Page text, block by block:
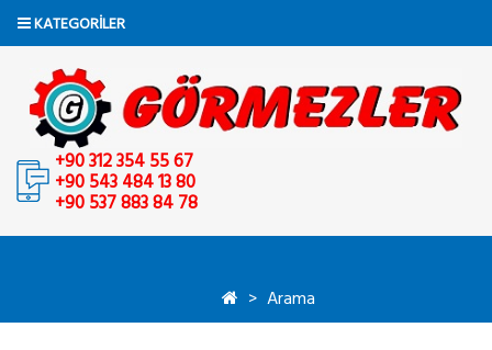
KATEGORILER
+90 312 354 55 67
+90 543 484 13 80
+90 537 883 84 78
Arama